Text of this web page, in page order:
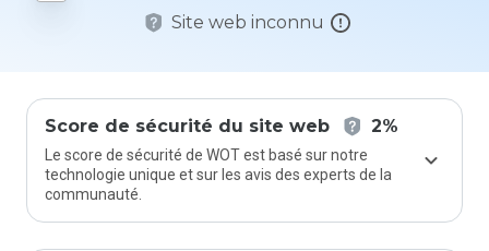
Site web inconnu
Score de sécurité du site web 2%
Le score de sécurité de WOT est basé sur notre
technologie unique et sur les avis des experts de la
communauté.